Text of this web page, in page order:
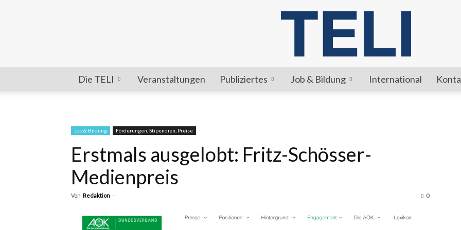
Die TELI Veranstaltungen Publiziertes Job & Bildung International
Job & Bildung Förderungen, Stipendien, Preise
Erstmals ausgelobt: Fritz-Schösser-
Medienpreis
Von Redaktion - 0